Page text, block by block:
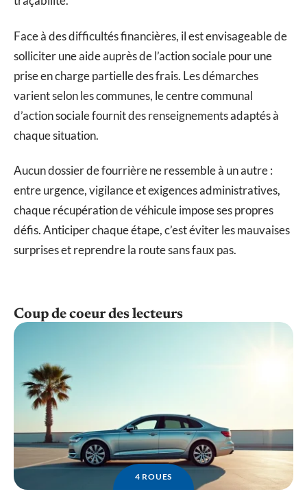
Face à des difficultés financières, il est envisageable de
solliciter une aide auprès de l’action sociale pour une
prise en charge partielle des frais. Les démarches
varient selon les communes, le centre communal
d’action sociale fournit des renseignements adaptés à
chaque situation.
Aucun dossier de fourrière ne ressemble à un autre :
entre urgence, vigilance et exigences administratives,
chaque récupération de véhicule impose ses propres
défis. Anticiper chaque étape, c’est éviter les mauvaises
surprises et reprendre la route sans faux pas.
Coup de coeur des lecteurs
4 ROUES